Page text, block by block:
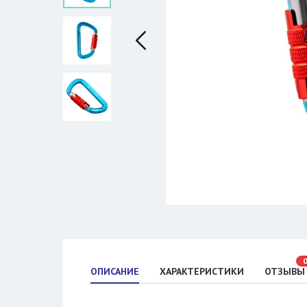
ОПИСАНИЕ ХАРАКТЕРИСТИКИ ОТЗЫВЫ
0